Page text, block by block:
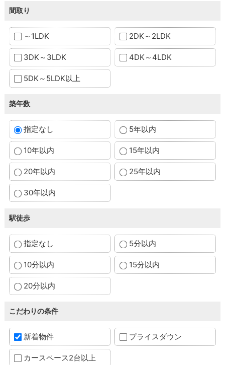
間取り
～1LDK 2DK～2LDK
3DK～3LDK 4DK～4LDK
5DK～5LDK以上
築年数
指定なし 5年以内
10年以内 15年以内
20年以内 25年以内
30年以内
駅徒歩
指定なし 5分以内
10分以内 15分以内
20分以内
こだわりの条件
新着物件 プライスダウン
カースペース2台以上